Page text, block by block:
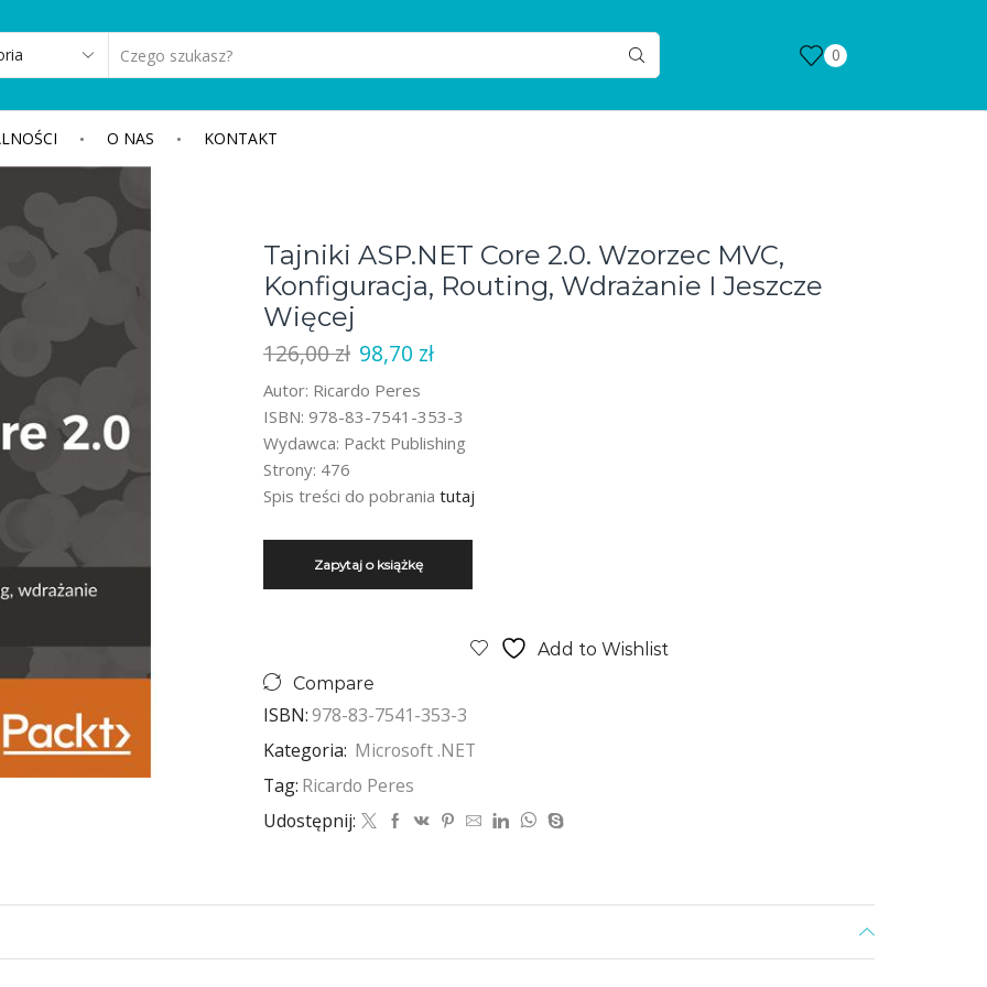
0
O NAS KONTAKT
Tajniki ASP.NET Core 2.0. Wzorzec MVC,
Konfiguracja, Routing, Wdrażanie I Jeszcze
Więcej
126,00zł Pierwotna
cena
wynosiła:
126,00 zł.
98,70 złAktualna
98,70 zł.
Autor: Ricardo Peres
ISBN: 978-83-7541-353-3
Wydawca: Packt Publishing
Strony: 476
Spis treści do pobrania tutaj
Add to Wishlist
Compare
ISBN:978-83-7541-353-3
Kategoria: Microsoft .NET
Tag: Ricardo Peres
Udostępnij: